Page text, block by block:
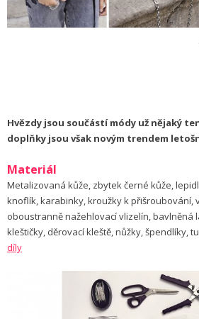
Hvězdy jsou součástí módy už nějaký
doplňky jsou však novým trendem
Materiál
Metalizovaná kůže, zbytek černé kůže,
knoflík, karabinky, kroužky k přišroubování,
oboustranně nažehlovací vlizelín, bavlněná
kleštičky, děrovací kleště, nůžky, špendlíky,
díly